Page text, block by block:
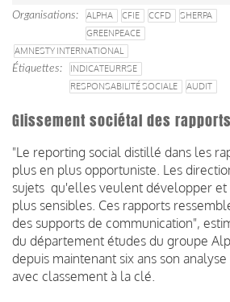
Organisations ALPHA CFIE CCFD
SHERPA
GREENPEACE
AMNESTY INTERNATIONAL
Étiquettes
INDICATEURRSE
RESPONSABILITÉ SOCIALE
AUDIT
Glissement sociétal des
"Le reporting social distillé dans les
plus en plus opportuniste. Les
sujets qu'elles veulent développer et
plus sensibles. Ces rapports
des supports de communication",
du département études du groupe
depuis maintenant six ans son
avec classement à la clé.